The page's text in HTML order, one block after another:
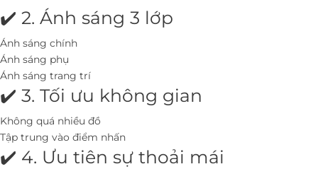
✔️ 2. Ánh sáng 3 lớp
Ánh sáng chính
Ánh sáng phụ
Ánh sáng trang trí
✔️ 3. Tối ưu không gian
Không quá nhiều đồ
Tập trung vào điểm nhấn
✔️ 4. Ưu tiên sự thoải mái